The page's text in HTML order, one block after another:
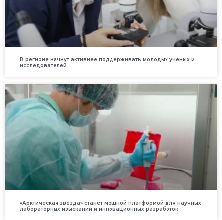
В регионе начнут активнее поддерживать молодых ученых и
исследователей
«Арктическая звезда» станет мощной платформой для научных
лабораторных изысканий и инновационных разработок